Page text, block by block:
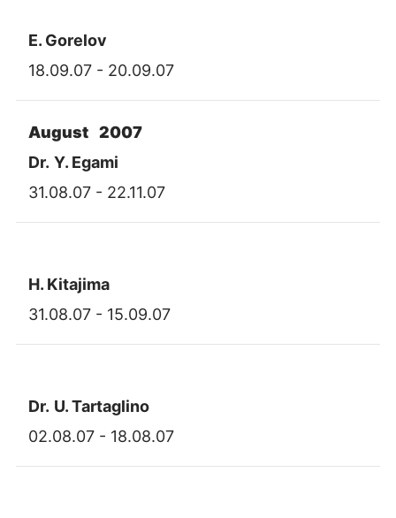
E. Gorelov
18.09.07 - 20.09.07
August 2007
Dr. Y. Egami
31.08.07 - 22.11.07
H. Kitajima
31.08.07 - 15.09.07
Dr. U. Tartaglino
02.08.07 - 18.08.07